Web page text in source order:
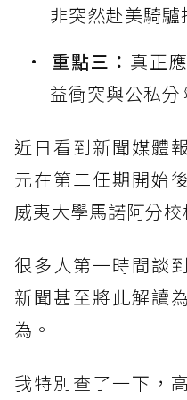
非突然赴美騎驢
重點三： 真正
益衝突與公私分
近日看到新聞媒體
元在第二任期開始
威夷大學馬諾阿分校
很多人第一時間談
新聞甚至將此解讀
為。
我特別查了一下，